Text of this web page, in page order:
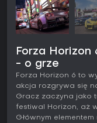
Forza Horizon
- o grze
Forza Horizon 6 to
akcja rozgrywa się
Gracz zaczyna jako
festiwal Horizon, aż
Głównym